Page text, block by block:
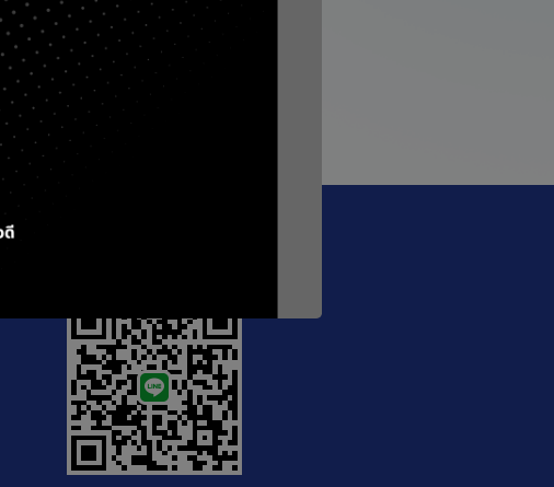
ถัดไป, #Meeting: MDV